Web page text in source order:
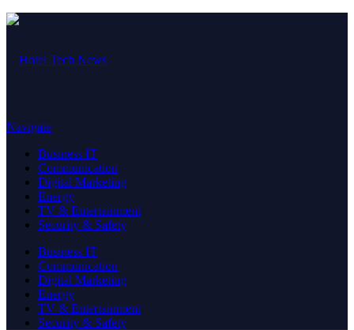
Navigate
Business IT
Communication
Digital Marketing
Energy
TV & Entertainment
Security & Safety
Business IT
Communication
Digital Marketing
Energy
TV & Entertainment
Security & Safety